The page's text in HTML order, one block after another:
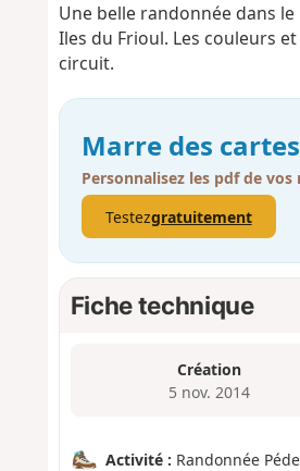
Une belle randonnée dans
Iles du Frioul. Les couleurs
circuit.
Marre des
Personnalisez les pdf de
Testezgratuitement
Fiche technique
Création
5 nov. 2014
Activité : Randonnée